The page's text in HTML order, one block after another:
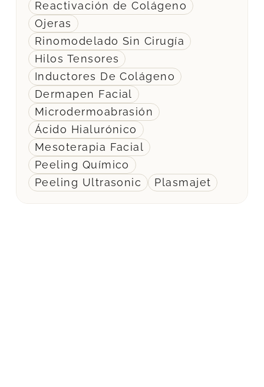
Reactivación de Colágeno
Ojeras
Rinomodelado Sin Cirugía
Hilos Tensores
Inductores De Colágeno
Dermapen Facial
Microdermoabrasión
Ácido Hialurónico
Mesoterapia Facial
Peeling Químico
Peeling Ultrasonic
Plasmajet